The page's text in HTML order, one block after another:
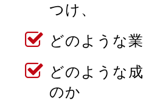
つけ、
どのような
どのような
のか